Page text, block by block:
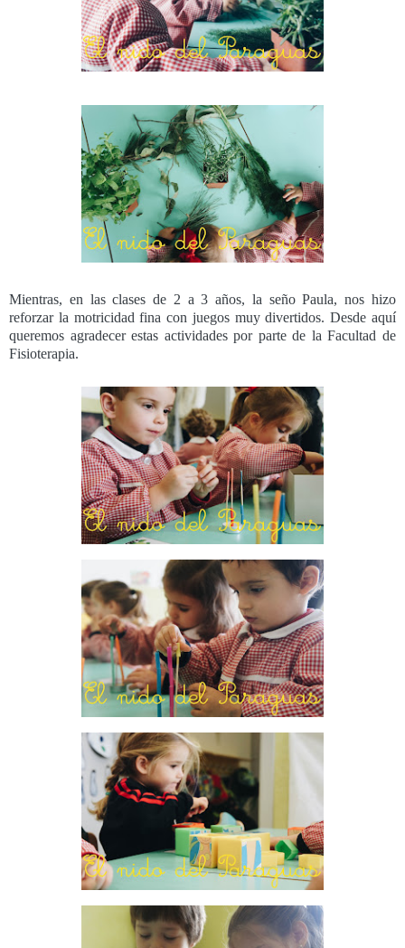
Mientras, en las clases de 2 a 3 años, la seño Paula, nos hizo
reforzar la motricidad fina con juegos muy divertidos. Desde aquí
queremos agradecer estas actividades por parte de la Facultad de
Fisioterapia.